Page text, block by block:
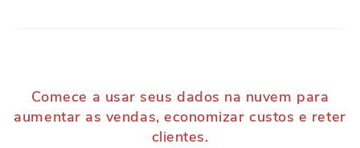
Comece a usar seus dados na nuvem para
aumentar as vendas, economizar custos e reter
clientes.